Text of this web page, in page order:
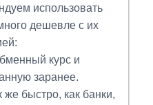
использовать
дешевле с их
курс и
заранее.
же быстро, как банки,